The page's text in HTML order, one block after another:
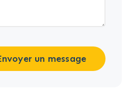
un message